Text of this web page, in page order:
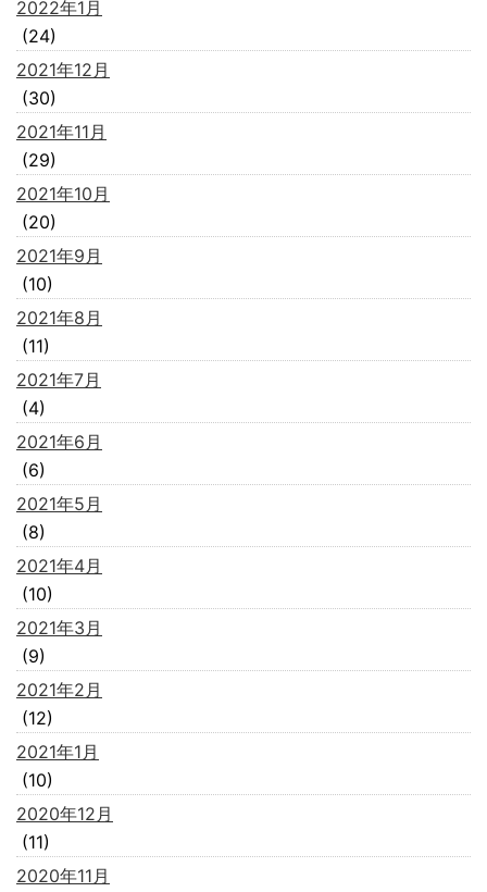
2022年1月
(24)
2021年12月
(30)
2021年11月
(29)
2021年10月
(20)
2021年9月
(10)
2021年8月
(11)
2021年7月
(4)
2021年6月
(6)
2021年5月
(8)
2021年4月
(10)
2021年3月
(9)
2021年2月
(12)
2021年1月
(10)
2020年12月
(11)
2020年11月